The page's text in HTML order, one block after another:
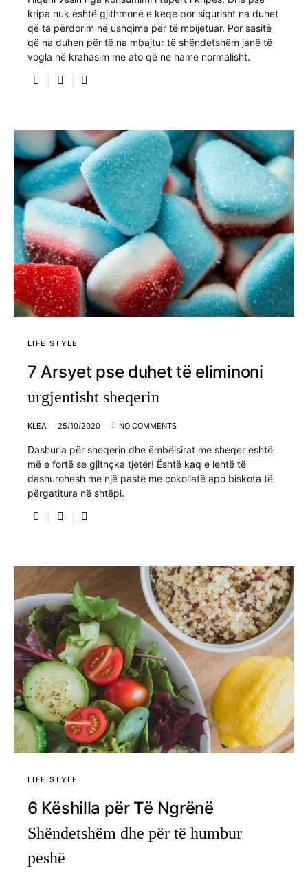
kripa nuk është gjithmonë e keqe por sigurisht na duhet
që ta përdorim në ushqime për të mbijetuar. Por sasitë
që na duhen për të na mbajtur të shëndetshëm janë të
vogla në krahasim me ato që ne hamë normalisht.
LIFE STYLE
7 Arsyet pse duhet të eliminoni
urgjentisht sheqerin
KLEA 25/10/2020 NO COMMENTS
Dashuria për sheqerin dhe ëmbëlsirat me sheqer është
më e fortë se gjithçka tjetër! Është kaq e lehtë të
dashurohesh me një pastë me çokollatë apo biskota të
përgatitura në shtëpi.
LIFE STYLE
6 Këshilla për Të Ngrënë
Shëndetshëm dhe për të humbur
peshë